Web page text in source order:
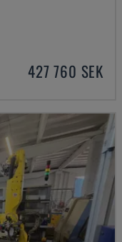
427 760 SEK